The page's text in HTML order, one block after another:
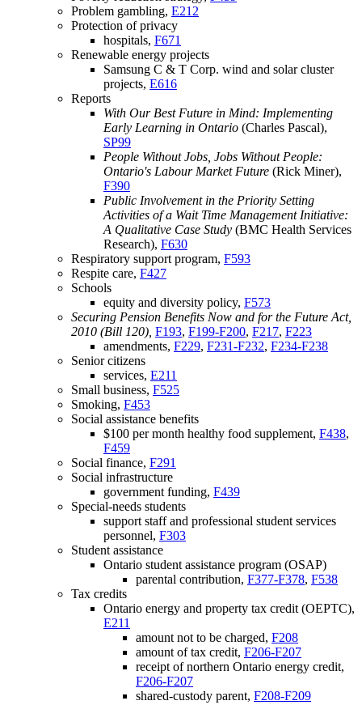
Problem gambling, E212
Protection of privacy
hospitals, F671
Renewable energy projects
Samsung C & T Corp. wind and solar cluster
projects, E616
Reports
With Our Best Future in Mind: Implementing
Early Learning in Ontario (Charles Pascal),
SP99
People Without Jobs, Jobs Without People:
Ontario's Labour Market Future (Rick Miner),
F390
Public Involvement in the Priority Setting
Activities of a Wait Time Management Initiative:
A Qualitative Case Study (BMC Health Services
Research), F630
Respiratory support program, F593
Respite care, F427
Schools
equity and diversity policy, F573
Securing Pension Benefits Now and for the Future Act,
2010 (Bill 120), F193, F199-F200, F217, F223
amendments, F229, F231-F232, F234-F238
Senior citizens
services, E211
Small business, F525
Smoking, F453
Social assistance benefits
$100 per month healthy food supplement, F438,
F459
Social finance, F291
Social infrastructure
government funding, F439
Special-needs students
support staff and professional student services
personnel, F303
Student assistance
Ontario student assistance program (OSAP)
parental contribution, F377-F378, F538
Tax credits
Ontario energy and property tax credit (OEPTC),
E211
amount not to be charged, F208
amount of tax credit, F206-F207
receipt of northern Ontario energy credit,
F206-F207
shared-custody parent, F208-F209